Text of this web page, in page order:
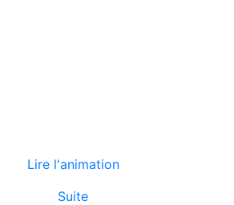
Lire l'animation
Suite